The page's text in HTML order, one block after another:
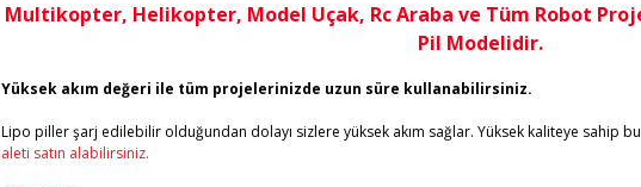
Multikopter, Helikopter, Model Uçak, Rc Araba ve Tüm Robot
Pil Modelidir.
Yüksek akım değeri ile tüm projelerinizde uzun süre kullanabilirsiniz.
Lipo piller şarj edilebilir olduğundan dolayı sizlere yüksek akım sağlar. Yüksek kaliteye sahip
aleti satın alabilirsiniz.